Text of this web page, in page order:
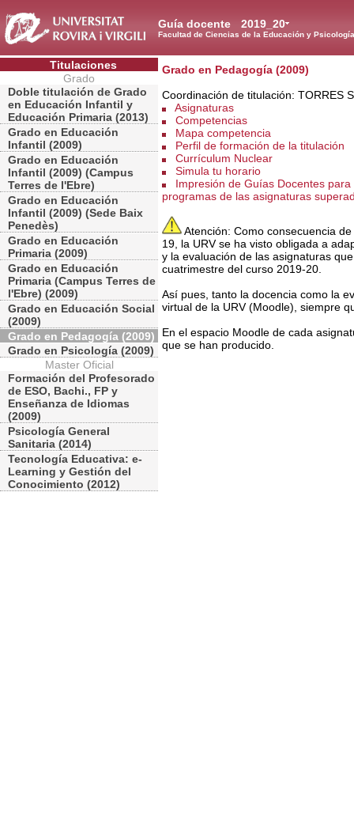
2019_20
Guía docente
Facultad de Ciencias de la Educación y Psicología
Titulaciones
Grado
Doble titulación de Grado
en Educación Infantil y
Educación Primaria (2013)
Grado en Educación
Infantil (2009)
Grado en Educación
Infantil (2009) (Campus
Terres de l'Ebre)
Grado en Educación
Infantil (2009) (Sede Baix
Penedès)
Grado en Educación
Primaria (2009)
Grado en Educación
Primaria (Campus Terres de
l'Ebre) (2009)
Grado en Educación Social
(2009)
Grado en Pedagogía (2009)
Grado en Psicología (2009)
Master Oficial
Formación del Profesorado
de ESO, Bachi., FP y
Enseñanza de Idiomas
(2009)
Psicología General
Sanitaria (2014)
Tecnología Educativa: e-
Learning y Gestión del
Conocimiento (2012)
Grado en Pedagogía (2009)
Coordinación de titulación: TORRES
Asignaturas
Competencias
Mapa competencia
Perfil de formación de la titulación
Currículum Nuclear
Simula tu horario
Impresión de Guías Docentes
programas de las asignaturas
Atención: Como consecuencia
19, la URV se ha visto obligada a
y la evaluación de las asignaturas
cuatrimestre del curso 2019-20.
Así pues, tanto la docencia como la
virtual de la URV (Moodle), siempre
En el espacio Moodle de cada
que se han producido.